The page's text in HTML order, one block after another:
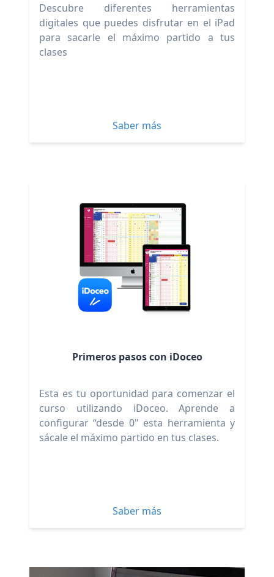
Descubre diferentes herramientas
digitales que puedes disfrutar en el iPad
para sacarle el máximo partido a tus
clases
Saber más
Primeros pasos con iDoceo
Esta es tu oportunidad para comenzar el
curso utilizando iDoceo. Aprende a
configurar “desde 0" esta herramienta y
sácale el máximo partido en tus clases.
Saber más